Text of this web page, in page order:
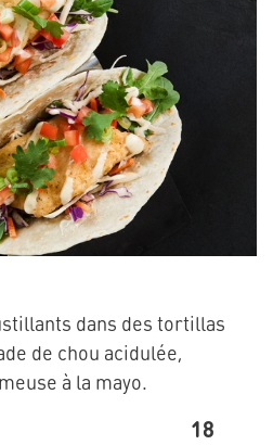
dans des tortillas
de chou acidulée,
à la mayo.
18